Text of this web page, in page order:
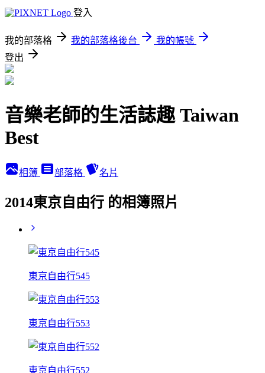
登入
我的部落格 我的部落格後台
我的帳號
登出
音樂老師的生活誌趣 Taiwan
Best
相簿 部落格 名片
2014東京自由行 的相簿照片
東京自由行545
東京自由行553
東京自由行552